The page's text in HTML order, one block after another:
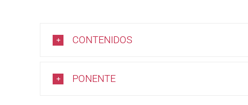
CONTENIDOS
PONENTE